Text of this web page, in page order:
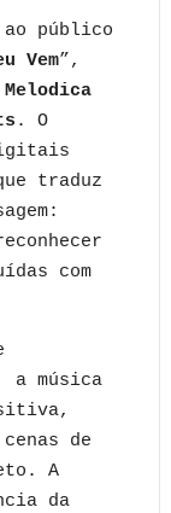
público
Vem”,
Melodica
. O
traduz
com
a música
de
A
da